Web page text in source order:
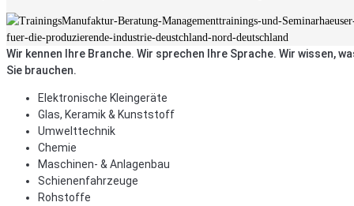
Wir kennen Ihre Branche. Wir sprechen Ihre Sprache. Wir wissen,
Sie brauchen.
Elektronische Kleingeräte
Glas, Keramik & Kunststoff
Umwelttechnik
Chemie
Maschinen- & Anlagenbau
Schienenfahrzeuge
Rohstoffe